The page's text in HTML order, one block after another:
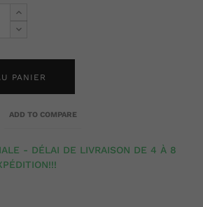
PANIER
ADD TO COMPARE
- DÉLAI DE LIVRAISON DE 4 À 8